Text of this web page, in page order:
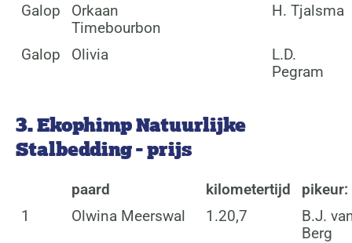
Galop
Orkaan
Timebourbon
H. Tjalsma
Galop Olivia
L.D.
Pegram
3. Ekophimp Natuurlijke
Stalbedding - prijs
paard kilometertijd
pikeur:
1
Olwina Meerswal 1.20,7
B.J.
Berg